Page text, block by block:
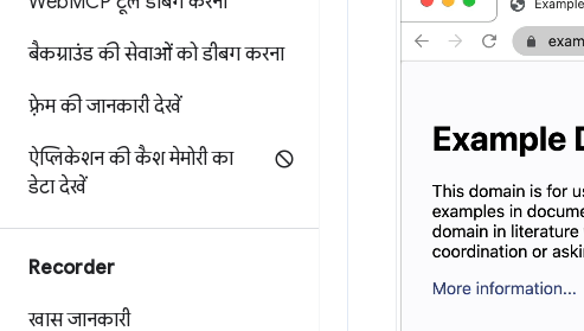
बैकग्राउंड की सेवाओं को डीबग करना
फ़्रेम की जानकारी देखें
ऐप्लिकेशन की कैश मेमोरी का
डेटा देखें
Recorder
खास जानकारी